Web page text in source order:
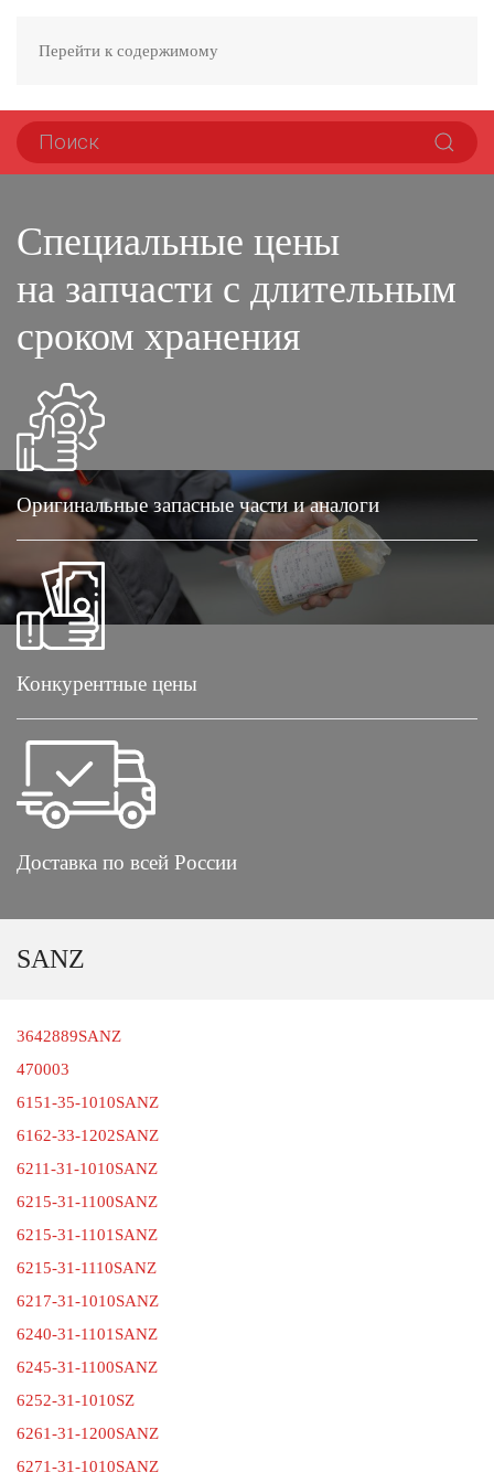
Перейти к содержимому
Специальные цены
на запчасти с длительным
сроком хранения
Оригинальные запасные части и аналоги
Конкурентные цены
Доставка по всей России
SANZ
3642889SANZ
470003
6151-35-1010SANZ
6162-33-1202SANZ
6211-31-1010SANZ
6215-31-1100SANZ
6215-31-1101SANZ
6215-31-1110SANZ
6217-31-1010SANZ
6240-31-1101SANZ
6245-31-1100SANZ
6252-31-1010SZ
6261-31-1200SANZ
6271-31-1010SANZ